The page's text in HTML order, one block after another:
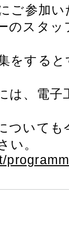
ご参加
のスタ
をする
は、電
ついて
い。